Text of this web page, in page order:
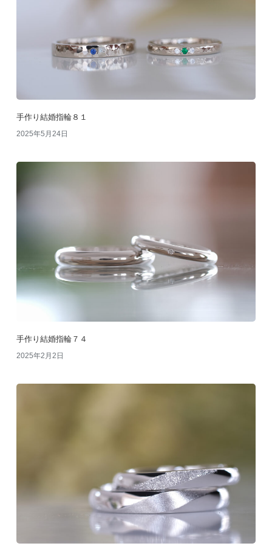
手作り結婚指輪８１
2025年5月24日
手作り結婚指輪７４
2025年2月2日